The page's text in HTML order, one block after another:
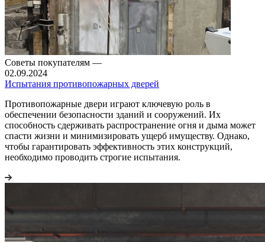
Советы покупателям —
02.09.2024
Испытания противопожарных дверей
Противопожарные двери играют ключевую роль в
обеспечении безопасности зданий и сооружений. Их
способность сдерживать распространение огня и дыма может
спасти жизни и минимизировать ущерб имуществу. Однако,
чтобы гарантировать эффективность этих конструкций,
необходимо проводить строгие испытания.